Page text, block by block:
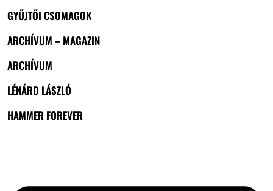
GYŰJTŐI CSOMAGOK
ARCHÍVUM – MAGAZIN
ARCHÍVUM
LÉNÁRD LÁSZLÓ
HAMMER FOREVER